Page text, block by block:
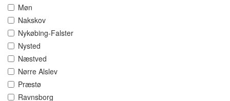
Møn
Nakskov
Nykøbing-Falster
Nysted
Næstved
Nørre Alslev
Præstø
Ravnsborg